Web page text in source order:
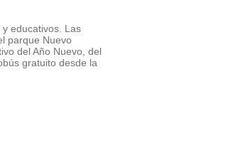
educativos. Las
parque Nuevo
del Año Nuevo, del
gratuito desde la